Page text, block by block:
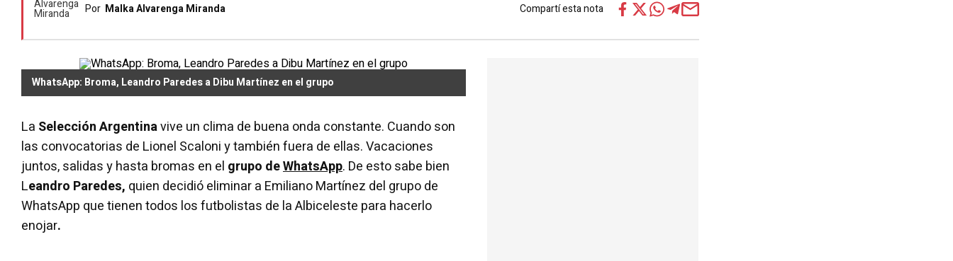
Por Malka Alvarenga Miranda Compartí esta nota
WhatsApp: Broma, Leandro Paredes a Dibu Martínez en el grupo
La Selección Argentinavive un clima de buena onda constante. Cuando son
las convocatorias de Lionel Scaloni y también fuera de ellas. Vacaciones
juntos, salidas y hasta bromas en el grupo deWhatsApp. De esto sabe bien
Leandro Paredes, quien decidió eliminar a Emiliano Martínez del grupo de
WhatsApp que tienen todos los futbolistas de la Albiceleste para hacerlo
enojar.